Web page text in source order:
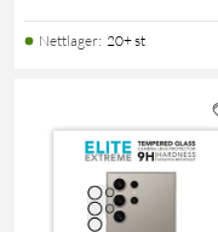
Nettlager: 20+ st